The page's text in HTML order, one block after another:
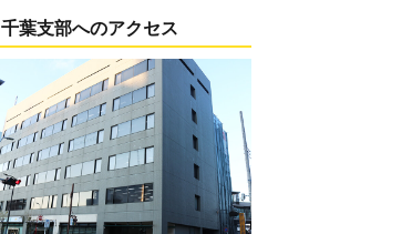
千葉支部へのアクセス